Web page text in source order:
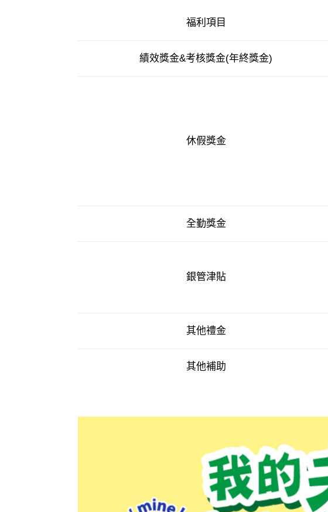
福利項目
績效獎金&考核獎金(年終獎金)
休假獎金
全勤獎金
銀管津貼
其他禮金
其他補助